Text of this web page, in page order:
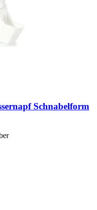
Schnabelform